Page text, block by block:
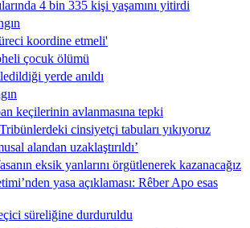
4 bin 335 kişi yaşamını yitirdi
koordine etmeli'
çocuk ölümü
yerde anıldı
keçilerinin avlanmasına tepki
cinsiyetçi tabuları yıkıyoruz
alandan uzaklaştırıldı’
eksik yanlarını örgütlenerek kazanacağız
yasa açıklaması: Rêber Apo esas
süreliğine durduruldu